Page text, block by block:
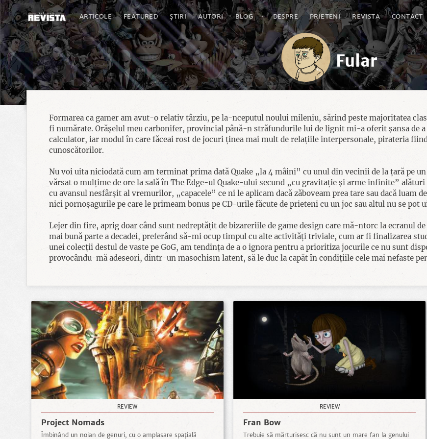
ARTICOLE FEATURED ȘTIRI AUTORI BLOG · DESPRE PRIETENI REVISTA CONTACT
Fular
Formarea ca gamer am avut-o relativ târziu, pe la-nceputul noului mileniu, sărind peste majoritatea
fi numărate. Orășelul meu carbonifer, provincial până-n străfundurile lui de lignit mi-a oferit șansa de a
calculator, iar modul în care făceai rost de jocuri ținea mai mult de relațiile interpersonale, pirateria
cunoscătorilor.
Nu voi uita niciodată cum am terminat prima dată Quake „la 4 mâini” cu unul din vecinii de la țară pe
vărsat o mulțime de ore la sală în The Edge-ul Quake-ului secund „cu gravitație și arme infinite”
cu avansul nesfârșit al vremurilor, „capacele” ce ni le aplicam dacă zăboveam prea tare sau dacă luam
nici pornoșagurile pe care le primeam bonus pe CD-urile făcute de prieteni cu un joc sau altul nu se pot
Lejer din fire, aprig doar când sunt nedreptățit de bizareriile de game design care mă-ntorc la ecranul
mai bună parte a decadei, preferând să-mi ocup timpul cu alte activități triviale, cum ar fi finalizarea
unei colecții destul de vaste pe GoG, am tendința de a o ignora pentru a prioritiza jocurile ce nu sunt
provocându-mă adeseori, dintr-un masochism latent, să le duc la capăt în condițiile cele mai nefaste
REVIEW
Project Nomads
Îmbinând un noian de genuri, cu o amplasare spațială
REVIEW
Fran Bow
Trebuie să mărturisesc că nu sunt un mare fan la genului